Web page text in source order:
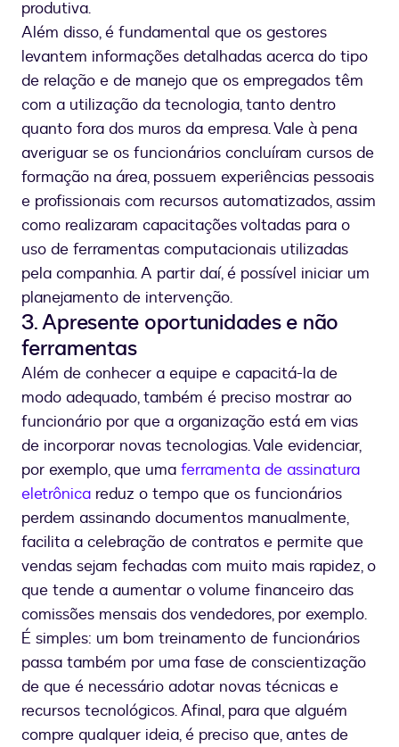
produtiva.
Além disso, é fundamental que os gestores
levantem informações detalhadas acerca do tipo
de relação e de manejo que os empregados têm
com a utilização da tecnologia, tanto dentro
quanto fora dos muros da empresa. Vale à pena
averiguar se os funcionários concluíram cursos de
formação na área, possuem experiências pessoais
e profissionais com recursos automatizados, assim
como realizaram capacitações voltadas para o
uso de ferramentas computacionais utilizadas
pela companhia. A partir daí, é possível iniciar um
planejamento de intervenção.
3. Apresente oportunidades e não
ferramentas
Além de conhecer a equipe e capacitá-la de
modo adequado, também é preciso mostrar ao
funcionário por que a organização está em vias
de incorporar novas tecnologias. Vale evidenciar,
por exemplo, que uma ferramenta de assinatura
eletrônica reduz o tempo que os funcionários
perdem assinando documentos manualmente,
facilita a celebração de contratos e permite que
vendas sejam fechadas com muito mais rapidez, o
que tende a aumentar o volume financeiro das
comissões mensais dos vendedores, por exemplo.
É simples: um bom treinamento de funcionários
passa também por uma fase de conscientização
de que é necessário adotar novas técnicas e
recursos tecnológicos. Afinal, para que alguém
compre qualquer ideia, é preciso que, antes de